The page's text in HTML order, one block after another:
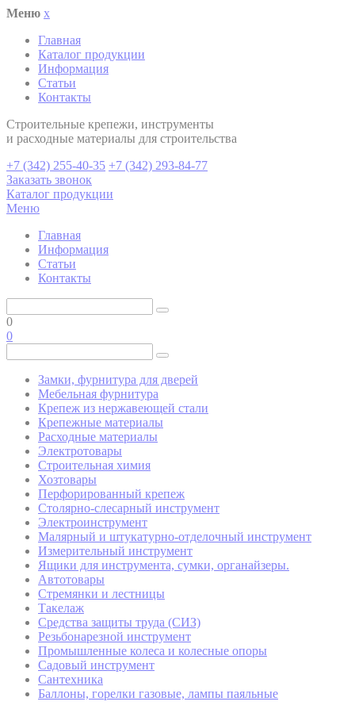
Меню x
Главная
Каталог продукции
Информация
Статьи
Контакты
Cтроительные крепежи, инструменты
и расходные материалы для строительства
+7 (342) 255-40-35 +7 (342) 293-84-77
Заказать звонок
Каталог продукции
Меню
Главная
Информация
Статьи
Контакты
0
0
Замки, фурнитура для дверей
Мебельная фурнитура
Крепеж из нержавеющей стали
Крепежные материалы
Расходные материалы
Электротовары
Строительная химия
Хозтовары
Перфорированный крепеж
Столярно-слесарный инструмент
Электроинструмент
Малярный и штукатурно-отделочный инструмент
Измерительный инструмент
Ящики для инструмента, сумки, органайзеры.
Автотовары
Стремянки и лестницы
Такелаж
Средства защиты труда (СИЗ)
Резьбонарезной инструмент
Промышленные колеса и колесные опоры
Садовый инструмент
Сантехника
Баллоны, горелки газовые, лампы паяльные